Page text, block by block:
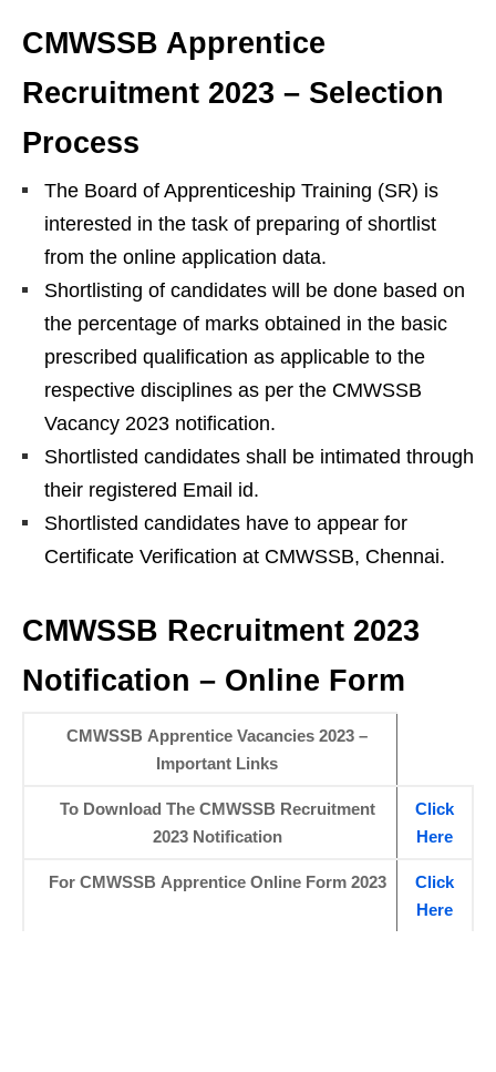
CMWSSB Apprentice
Recruitment 2023 – Selection
Process
The Board of Apprenticeship Training (SR) is
interested in the task of preparing of shortlist
from the online application data.
Shortlisting of candidates will be done based on
the percentage of marks obtained in the basic
prescribed qualification as applicable to the
respective disciplines as per the CMWSSB
Vacancy 2023 notification.
Shortlisted candidates shall be intimated through
their registered Email id.
Shortlisted candidates have to appear for
Certificate Verification at CMWSSB, Chennai.
CMWSSB Recruitment 2023
Notification – Online Form
CMWSSB Apprentice Vacancies 2023 –
Important Links
To Download The CMWSSB Recruitment
2023 Notification
Click
Here
For CMWSSB Apprentice Online Form 2023
Click
Here